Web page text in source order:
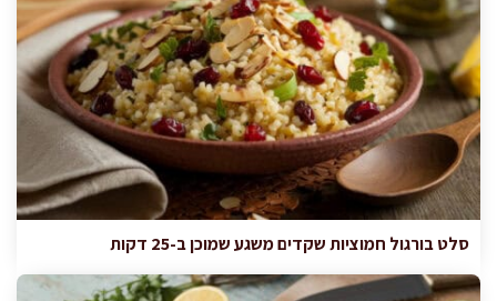
סלט בורגול חמוציות שקדים משגע שמוכן ב-25 דקות